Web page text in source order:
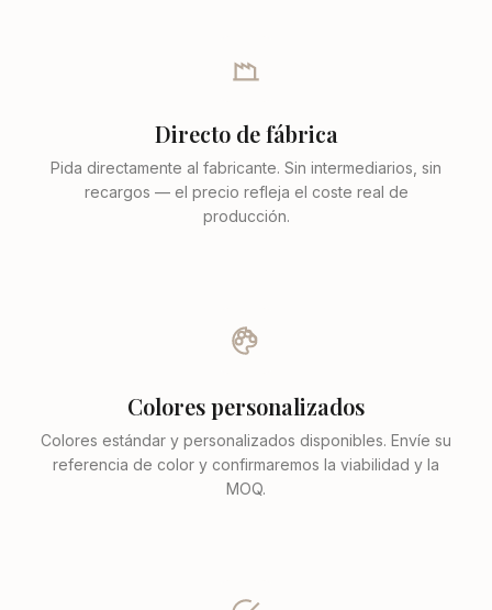
Directo de fábrica
Pida directamente al fabricante. Sin intermediarios, sin
recargos — el precio refleja el coste real de
producción.
Colores personalizados
Colores estándar y personalizados disponibles. Envíe su
referencia de color y confirmaremos la viabilidad y la
MOQ.